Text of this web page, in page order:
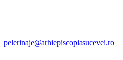
pelerinaje@arhiepiscopiasucevei.ro